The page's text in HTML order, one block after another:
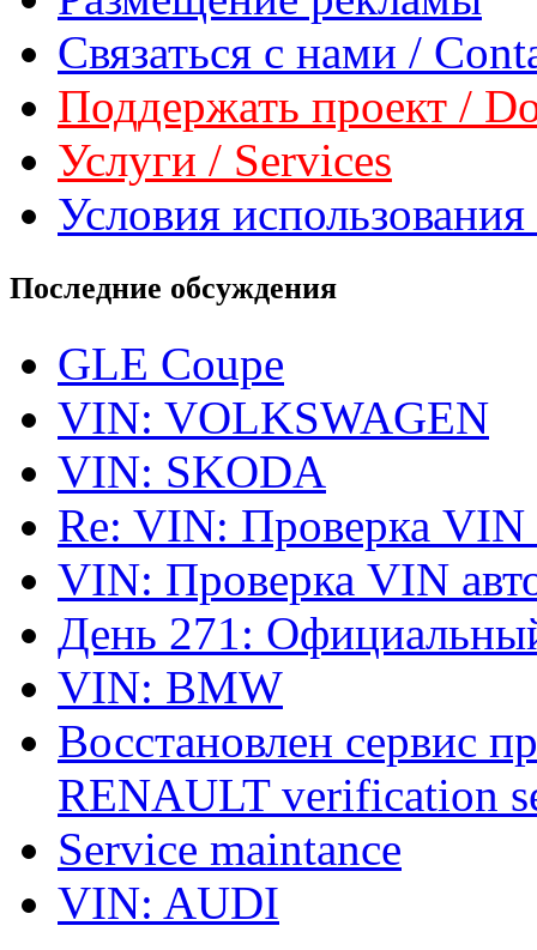
Связаться с нами /
Поддержать проект /
Услуги / Services
Условия
Последние обсуждения
GLE Coupe
VIN: VOLKSWAGEN
VIN: SKODA
Re: VIN: Проверка VIN
VIN: Проверка VIN
День 271:
VIN: BMW
Восстановлен сервис
RENAULT verification
Service maintance
VIN: AUDI